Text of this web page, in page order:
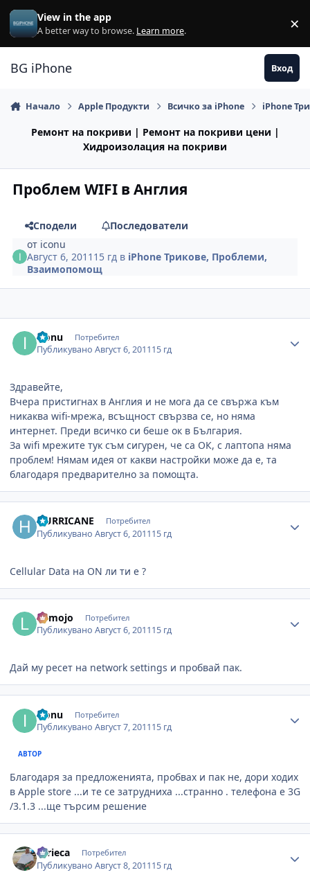
Премини към съдържанието
View in the app
A better way to browse. Learn more. ×
BG iPhone Вход
Начало Apple Продукти Всичко за iPhone iPhone
Ремонт на покриви | Ремонт на покриви цени |
Хидроизолация на покриви
Проблем WIFI в Англия
Сподели
Последователи
от iconu
Август 6, 2011 15 гд в iPhone Трикове, Проблеми,
Взаимопомощ
iconu Потребител
ПубликуваноАвгуст 6, 201115 гд
Здравейте,
Вчера пристигнах в Англия и не мога да се свържа към
никаква wifi-мрежа, всъщност свързва се, но няма
интернет. Преди всичко си беше ок в България.
За wifi мрежите тук съм сигурен, че са ОК, с лаптопа няма
проблем! Нямам идея от какви настройки може да е, та
благодаря предварително за помощта.
HURRICANE Потребител
ПубликуваноАвгуст 6, 201115 гд
Cellular Data на ON ли ти е ?
liomojo Потребител
ПубликуваноАвгуст 6, 201115 гд
Дай му ресет на network settings и пробвай пак.
iconu Потребител
ПубликуваноАвгуст 7, 201115 гд
АВТОР
Благодаря за предложенията, пробвах и пак не, дори ходих
в Apple store ...и те се затрудниха ...странно . телефона е 3G
/3.1.3 ...ще търсим решение
turieca Потребител
ПубликуваноАвгуст 8, 201115 гд